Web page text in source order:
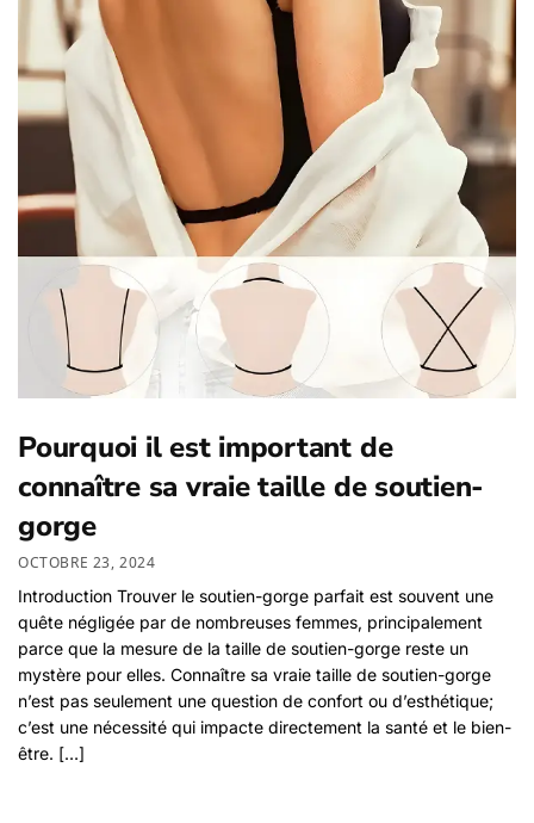
Pourquoi il est important de
connaître sa vraie taille de soutien-
gorge
OCTOBRE 23, 2024
Introduction Trouver le soutien-gorge parfait est souvent une
quête négligée par de nombreuses femmes, principalement
parce que la mesure de la taille de soutien-gorge reste un
mystère pour elles. Connaître sa vraie taille de soutien-gorge
n’est pas seulement une question de confort ou d’esthétique;
c’est une nécessité qui impacte directement la santé et le bien-
être. […]